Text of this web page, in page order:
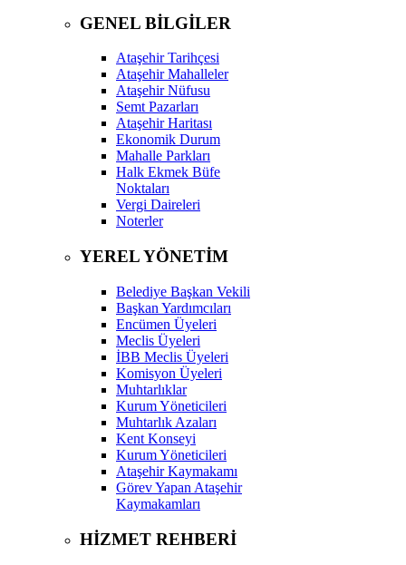
GENEL BİLGİLER
Ataşehir Tarihçesi
Ataşehir Mahalleler
Ataşehir Nüfusu
Semt Pazarları
Ataşehir Haritası
Ekonomik Durum
Mahalle Parkları
Halk Ekmek Büfe
Noktaları
Vergi Daireleri
Noterler
YEREL YÖNETİM
Belediye Başkan Vekili
Başkan Yardımcıları
Encümen Üyeleri
Meclis Üyeleri
İBB Meclis Üyeleri
Komisyon Üyeleri
Muhtarlıklar
Kurum Yöneticileri
Muhtarlık Azaları
Kent Konseyi
Kurum Yöneticileri
Ataşehir Kaymakamı
Görev Yapan Ataşehir
Kaymakamları
HİZMET REHBERİ